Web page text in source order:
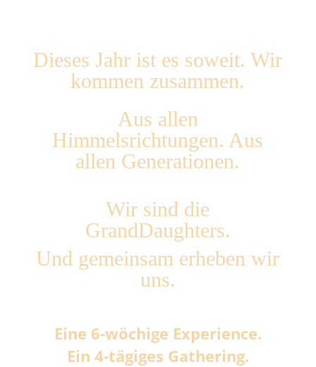
Dieses Jahr ist es soweit. Wir
kommen zusammen.
Aus allen
Himmelsrichtungen. Aus
allen Generationen.
Wir sind die
GrandDaughters.
Und gemeinsam erheben wir
uns.
Eine 6-wöchige Experience.
Ein 4-tägiges Gathering.